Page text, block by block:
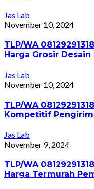
Jas Lab
November 10, 2024
TLP/WA
Harga Grosir
Jas Lab
November 10, 2024
TLP/WA
Kompetitif
Jas Lab
November 9, 2024
TLP/WA
Harga Termurah